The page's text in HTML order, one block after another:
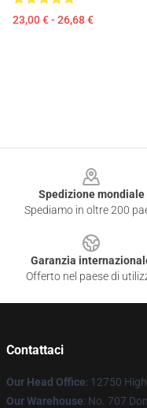
23,00 € - 26,68 €
Spedizione mondiale
Spediamo in oltre 200
Garanzia
Offerto nel paese di
Contattaci
Our Head Office: 12750
Our Warehouse: No. 707